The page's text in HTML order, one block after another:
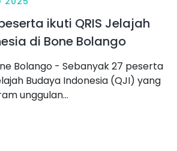
ikuti QRIS Jelajah
di Bone Bolango
Bolango - Sebanyak 27 peserta
Budaya Indonesia (QJI) yang
unggulan...